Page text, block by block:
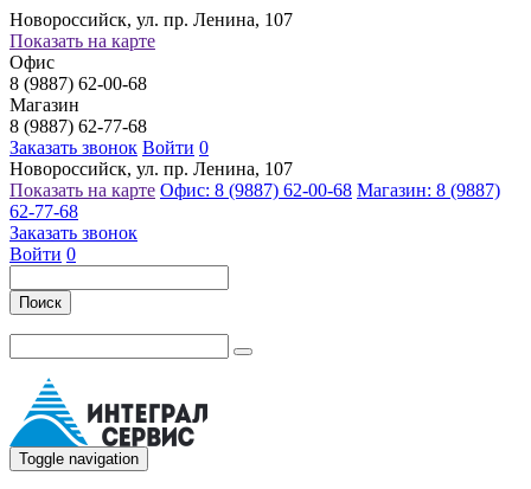
Новороссийск, ул. пр. Ленина, 107
Показать на карте
Офис
8 (9887) 62-00-68
Магазин
8 (9887) 62-77-68
Заказать звонок Войти 0
Новороссийск, ул. пр. Ленина, 107
Показать на карте Офис: 8 (9887) 62-00-68 Магазин: 8 (9887)
62-77-68
Заказать звонок
Войти 0
Поиск
Toggle navigation